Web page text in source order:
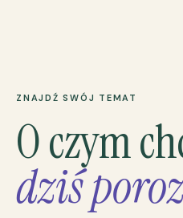
ZNAJDŹ SWÓJ TEMAT
O czym
dziś